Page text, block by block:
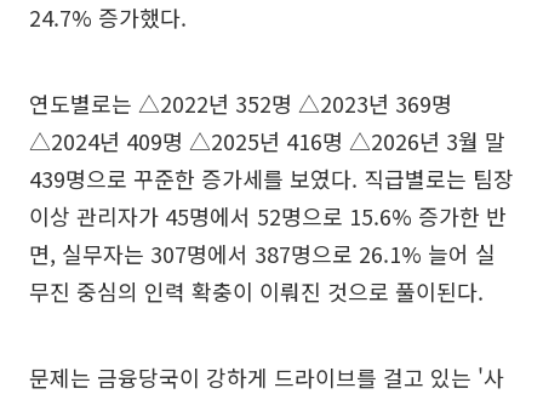
24.7% 증가했다.
연도별로는 △2022년 352명 △2023년 369명
△2024년 409명 △2025년 416명 △2026년 3월 말
439명으로 꾸준한 증가세를 보였다. 직급별로는 팀장
이상 관리자가 45명에서 52명으로 15.6% 증가한 반
면, 실무자는 307명에서 387명으로 26.1% 늘어 실
무진 중심의 인력 확충이 이뤄진 것으로 풀이된다.
문제는 금융당국이 강하게 드라이브를 걸고 있는 '사